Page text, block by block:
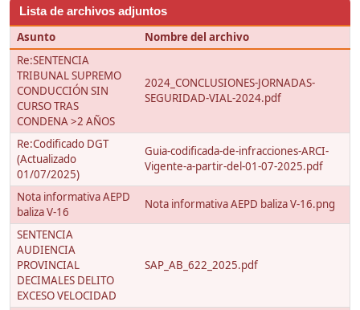
Lista de archivos adjuntos
Asunto
Nombre del archivo
Re:SENTENCIA
TRIBUNAL SUPREMO
CONDUCCIÓN SIN
CURSO TRAS
CONDENA >2 AÑOS
2024_CONCLUSIONES-JORNADAS-
SEGURIDAD-VIAL-2024.pdf
Re:Codificado DGT
(Actualizado
01/07/2025)
Guia-codificada-de-infracciones-ARCI-
Vigente-a-partir-del-01-07-2025.pdf
Nota informativa AEPD
baliza V-16
Nota informativa AEPD baliza V-16.png
SENTENCIA
AUDIENCIA
PROVINCIAL
DECIMALES DELITO
EXCESO VELOCIDAD
SAP_AB_622_2025.pdf